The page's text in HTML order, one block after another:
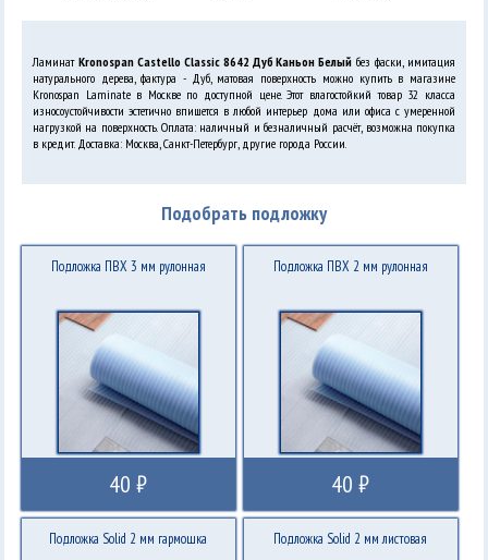
Ламинат Kronospan Castello Classic 8642 Дуб Каньон Белый без фаски, имитация
натурального дерева, фактура - Дуб, матовая поверхность можно купить в магазине
Kronospan Laminate в Москве по доступной цене. Этот влагостойкий товар 32 класса
износоустойчивости эстетично впишется в любой интерьер дома или офиса с умеренной
нагрузкой на поверхность. Оплата: наличный и безналичный расчёт, возможна покупка
в кредит. Доставка: Москва, Санкт-Петербург, другие города России.
Подобрать подложку
Подложка ПВХ 3 мм рулонная
40 ₽
Подложка ПВХ 2 мм рулонная
40 ₽
Подложка Solid 2 мм гармошка Подложка Solid 2 мм листовая